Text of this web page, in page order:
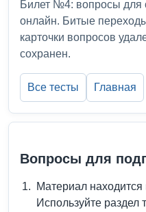
Билет №4: вопросы для
онлайн. Битые
карточки вопросов
сохранен.
Все тесты Главная
Вопросы для
Материал находится
Используйте раздел